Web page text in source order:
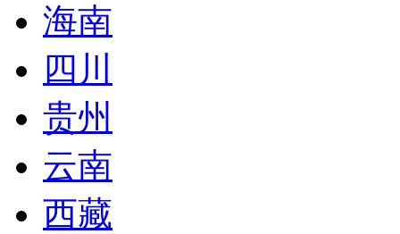
海南
四川
贵州
云南
西藏